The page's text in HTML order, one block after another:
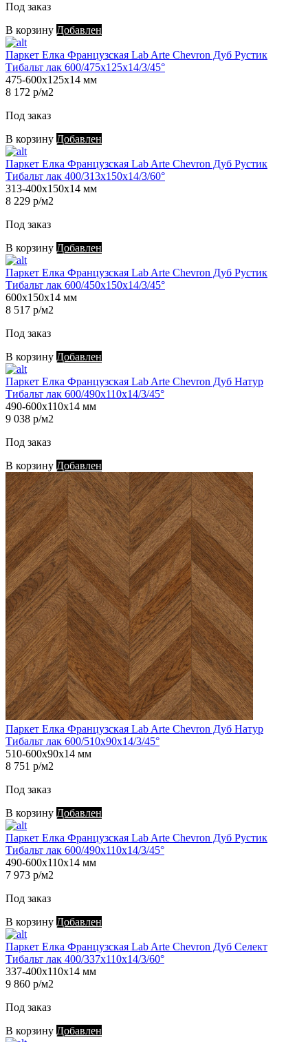
Под заказ
В корзину Добавлен
Паркет Елка Французская Lab Arte Chevron Дуб Рустик
Тибальт лак 600/475х125х14/3/45°
475-600х125х14 мм
8 172 р/м2
Под заказ
В корзину Добавлен
Паркет Елка Французская Lab Arte Chevron Дуб Рустик
Тибальт лак 400/313х150х14/3/60°
313-400х150х14 мм
8 229 р/м2
Под заказ
В корзину Добавлен
Паркет Елка Французская Lab Arte Chevron Дуб Рустик
Тибальт лак 600/450х150х14/3/45°
600х150х14 мм
8 517 р/м2
Под заказ
В корзину Добавлен
Паркет Елка Французская Lab Arte Chevron Дуб Натур
Тибальт лак 600/490х110х14/3/45°
490-600х110х14 мм
9 038 р/м2
Под заказ
В корзину Добавлен
Паркет Елка Французская Lab Arte Chevron Дуб Натур
Тибальт лак 600/510х90х14/3/45°
510-600х90х14 мм
8 751 р/м2
Под заказ
В корзину Добавлен
Паркет Елка Французская Lab Arte Chevron Дуб Рустик
Тибальт лак 600/490х110х14/3/45°
490-600х110х14 мм
7 973 р/м2
Под заказ
В корзину Добавлен
Паркет Елка Французская Lab Arte Chevron Дуб Селект
Тибальт лак 400/337х110х14/3/60°
337-400х110х14 мм
9 860 р/м2
Под заказ
В корзину Добавлен